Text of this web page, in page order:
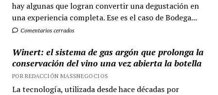
hay algunas que logran convertir una degustación en
una experiencia completa. Ese es el caso de Bodega...
Comentarios cerrados
Winert: el sistema de gas argón que prolonga la
conservación del vino una vez abierta la botella
POR REDACCIÓN MASSNEGOCIOS
La tecnología, utilizada desde hace décadas por